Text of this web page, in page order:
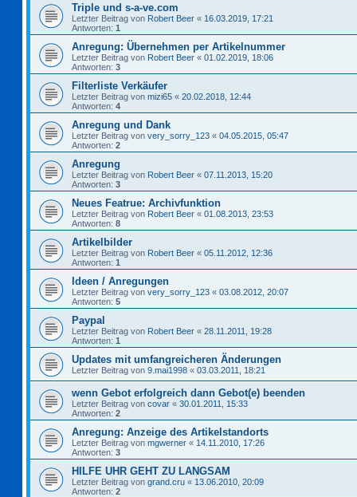
Triple und s-a-ve.com
Letzter Beitrag von Robert Beer « 16.03.2019, 17:21
Antworten: 1
Anregung: Übernehmen per Artikelnummer
Letzter Beitrag von Robert Beer « 01.02.2019, 18:06
Antworten: 3
Filterliste Verkäufer
Letzter Beitrag von mizi65 « 20.02.2018, 12:44
Antworten: 4
Anregung und Dank
Letzter Beitrag von very_sorry_123 « 04.05.2015, 05:47
Antworten: 2
Anregung
Letzter Beitrag von Robert Beer « 07.11.2013, 15:20
Antworten: 3
Neues Featrue: Archivfunktion
Letzter Beitrag von Robert Beer « 01.08.2013, 23:53
Antworten: 8
Artikelbilder
Letzter Beitrag von Robert Beer « 05.11.2012, 12:36
Antworten: 1
Ideen / Anregungen
Letzter Beitrag von very_sorry_123 « 03.08.2012, 20:07
Antworten: 5
Paypal
Letzter Beitrag von Robert Beer « 28.11.2011, 19:28
Antworten: 1
Updates mit umfangreicheren Änderungen
Letzter Beitrag von 9.mai1998 « 03.03.2011, 18:21
wenn Gebot erfolgreich dann Gebot(e) beenden
Letzter Beitrag von covar « 30.01.2011, 15:33
Antworten: 2
Anregung: Anzeige des Artikelstandorts
Letzter Beitrag von mgwerner « 14.11.2010, 17:26
Antworten: 3
HILFE UHR GEHT ZU LANGSAM
Letzter Beitrag von grand.cru « 13.06.2010, 20:09
Antworten: 2